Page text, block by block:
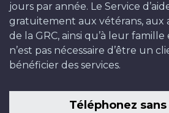
jours par année. Le Service
gratuitement aux vétérans, aux
de la GRC, ainsi qu’à leur famille
n’est pas nécessaire d’être un
bénéficier des services.
Téléphonez